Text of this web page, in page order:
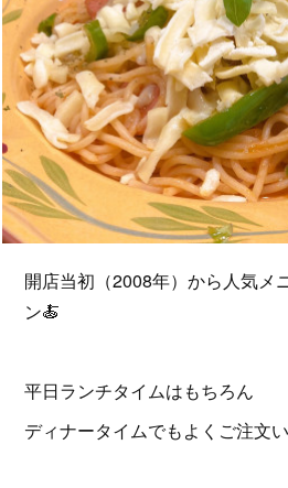
開店当初（2008年）から人気メ
ン🍝
平日ランチタイムはもちろん
ディナータイムでもよくご注文